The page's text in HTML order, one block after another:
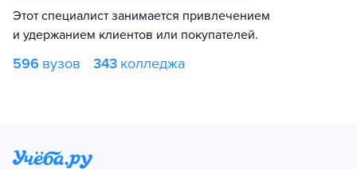
Этот специалист занимается привлечением
и удержанием клиентов или покупателей.
596 вузов 343 колледжа